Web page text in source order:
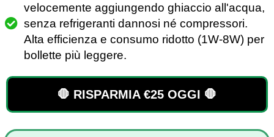
velocemente aggiungendo ghiaccio all'acqua,
senza refrigeranti dannosi né compressori.
Alta efficienza e consumo ridotto (1W-8W) per
bollette più leggere.
🛑 RISPARMIA €25 OGGI 🛑